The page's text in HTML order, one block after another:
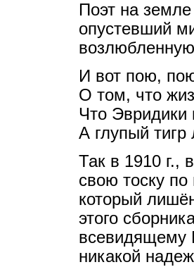
Поэт на
опустевший
И вот пою,
О том, что
Что Эвридики
А глупый тигр
Так в 1910 г.,
свою тоску
который
этого
всевидящему
никакой